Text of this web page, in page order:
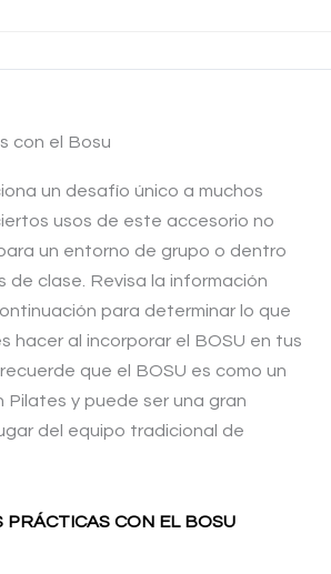
con el Bosu
un desafío único a muchos
usos de este accesorio no
un entorno de grupo o dentro
de clase. Revisa la información
para determinar lo que
hacer al incorporar el BOSU en tus
que el BOSU es como un
Pilates y puede ser una gran
del equipo tradicional de
PRÁCTICAS CON EL BOSU